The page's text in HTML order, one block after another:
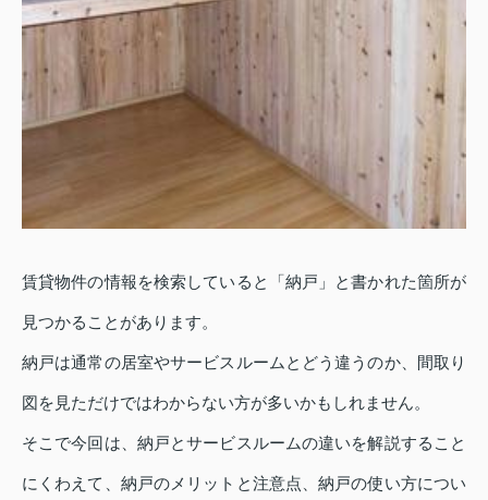
賃貸物件の情報を検索していると「納戸」と書かれた箇所が
見つかることがあります。
納戸は通常の居室やサービスルームとどう違うのか、間取り
図を見ただけではわからない方が多いかもしれません。
そこで今回は、納戸とサービスルームの違いを解説すること
にくわえて、納戸のメリットと注意点、納戸の使い方につい